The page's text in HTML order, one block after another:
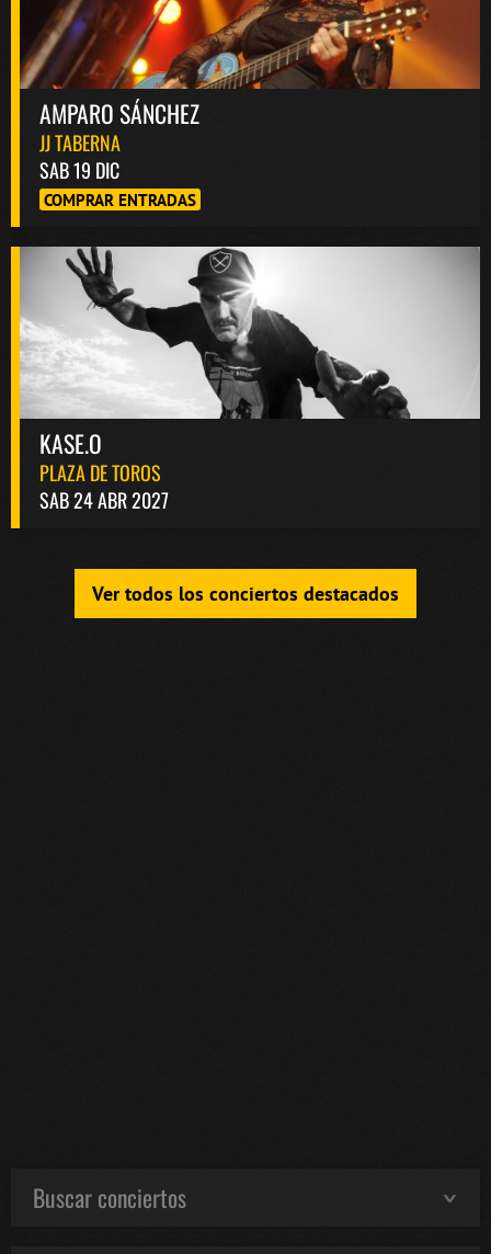
AMPARO SÁNCHEZ
JJ TABERNA
SAB 19 DIC
COMPRAR ENTRADAS
KASE.O
PLAZA DE TOROS
SAB 24 ABR 2027
Ver todos los conciertos destacados
Buscar conciertos